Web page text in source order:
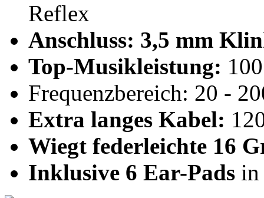
Reflex
Anschluss: 3,5 mm
Top-Musikleistung:
Frequenzbereich: 20 -
Extra langes Kabel:
Wiegt federleichte 16
Inklusive 6 Ear-Pads in